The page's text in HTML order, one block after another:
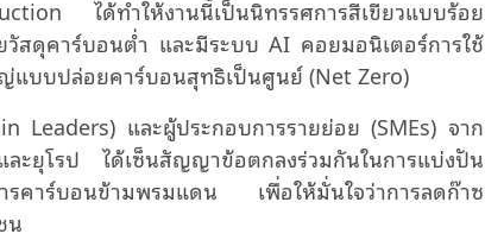
ได้ทำให้งานนี้เป็นนิทรรศการสีเขียวแบบร้อย
วัสดุคาร์บอนต่ำ และมีระบบ AI คอยมอนิเตอร์การใช้
แบบปล่อยคาร์บอนสุทธิเป็นศูนย์ (Net Zero)
Leaders) และผู้ประกอบการรายย่อย (SMEs) จาก
โรป ได้เซ็นสัญญาข้อตกลงร่วมกันในการแบ่งปัน
ารคาร์บอนข้ามพรมแดน เพื่อให้มั่นใจว่าการลดก๊าซ
น